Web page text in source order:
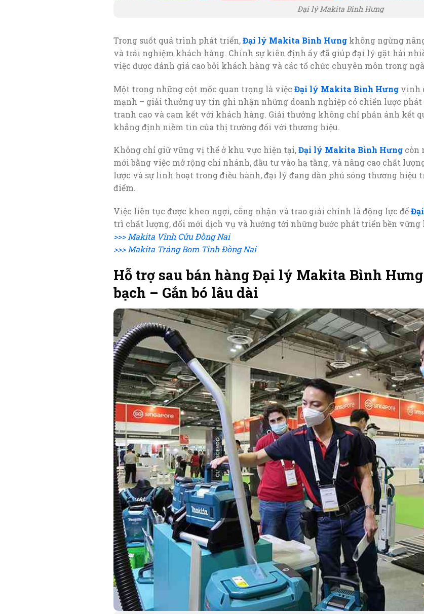
Đại lý Makita Bình Hưng
Trong suốt quá trình phát triển,Đại lý Makita Bình Hưng không ngừng
và trải nghiệm khách hàng. Chính sự kiên định ấy đã giúp đại lý gặt hái
việc được đánh giá cao bởi khách hàng và các tổ chức chuyên môn trong
Một trong những cột mốc quan trọng là việc Đại lý Makita Bình Hưng vinh
mạnh – giải thưởng uy tín ghi nhận những doanh nghiệp có chiến lược
tranh cao và cam kết với khách hàng. Giải thưởng không chỉ phản ánh kết
khẳng định niềm tin của thị trường đối với thương hiệu.
Không chỉ giữ vững vị thế ở khu vực hiện tại,Đại lý Makita Bình Hưng còn
mới bằng việc mở rộng chi nhánh, đầu tư vào hạ tầng, và nâng cao chất
lược và sự linh hoạt trong điều hành, đại lý đang dần phủ sóng thương
điểm.
Việc liên tục được khen ngợi, công nhận và trao giải chính là động lực để
trì chất lượng, đổi mới dịch vụ và hướng tới những bước phát triển bền vững
>>> Makita Vĩnh Cửu Đồng Nai
>>> Makita Trảng Bom Tỉnh Đồng Nai
Hỗ trợ sau bán hàng Đại lý Makita Bình
bạch – Gắn bó lâu dài